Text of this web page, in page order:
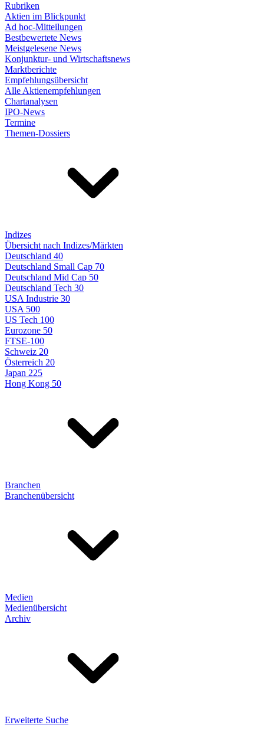
Rubriken
Aktien im Blickpunkt
Ad hoc-Mitteilungen
Bestbewertete News
Meistgelesene News
Konjunktur- und Wirtschaftsnews
Marktberichte
Empfehlungsübersicht
Alle Aktienempfehlungen
Chartanalysen
IPO-News
Termine
Themen-Dossiers
Indizes
Übersicht nach Indizes/Märkten
Deutschland 40
Deutschland Small Cap 70
Deutschland Mid Cap 50
Deutschland Tech 30
USA Industrie 30
USA 500
US Tech 100
Eurozone 50
FTSE-100
Schweiz 20
Österreich 20
Japan 225
Hong Kong 50
Branchen
Branchenübersicht
Medien
Medienübersicht
Archiv
Erweiterte Suche